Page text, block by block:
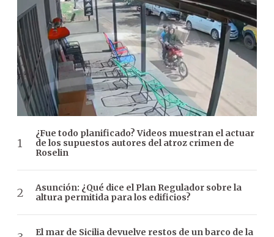
¿Fue todo planificado? Videos muestran el actuar
de los supuestos autores del atroz crimen de
Roselin
Asunción: ¿Qué dice el Plan Regulador sobre la
altura permitida para los edificios?
El mar de Sicilia devuelve restos de un barco de la